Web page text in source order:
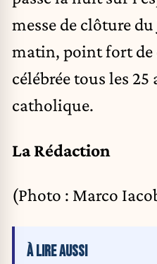
messe de clôture
matin, point fort de
célébrée tous les 25
catholique.
La Rédaction
(Photo : Marco
À LIRE AUSSI